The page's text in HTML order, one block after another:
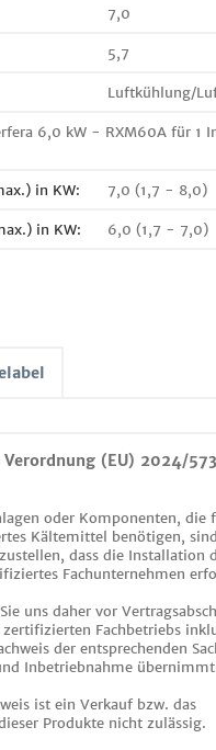
7,0
5,7
Luftkühlung/
6,0 kW - RXM60A für 1
in KW: 7,0 (1,7 - 8,0)
in KW: 6,0 (1,7 - 7,0)
(EU) 2024/
oder Komponenten, die
Kältemittel benötigen,
dass die Installation
Fachunternehmen
uns daher vor
Fachbetriebs
der entsprechenden
Inbetriebnahme
ist ein Verkauf bzw. das
Produkte nicht zulässig.